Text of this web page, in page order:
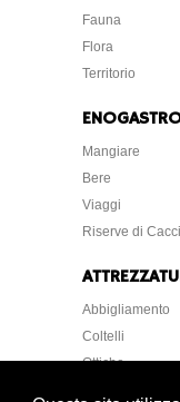
Fauna
Flora
Territorio
Mangiare
Bere
Viaggi
Riserve di
Abbigliamento
Coltelli
Ottiche